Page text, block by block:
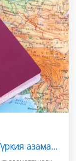
Жылжымайтын мүлік арқылы Түркия азаматтығын алу